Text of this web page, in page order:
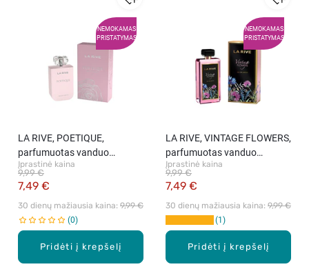
NEMOKAMAS
PRISTATYMAS
Pridėti į krepšelį
LA RIVE, POETIQUE,
parfumuotas vanduo
moterims, 90 ml.
Įprastinė kaina
7,49 €
9,99 €
30 dienų mažiausia kaina: 9,99 €
0
NEMOKAMAS
PRISTATYMAS
Pridėti į krepšelį
LA RIVE, VINTAGE FLOWERS,
parfumuotas vanduo
moterim, 90 ml.
Įprastinė kaina
7,49 €
9,99 €
30 dienų mažiausia kaina: 9,99 €
1